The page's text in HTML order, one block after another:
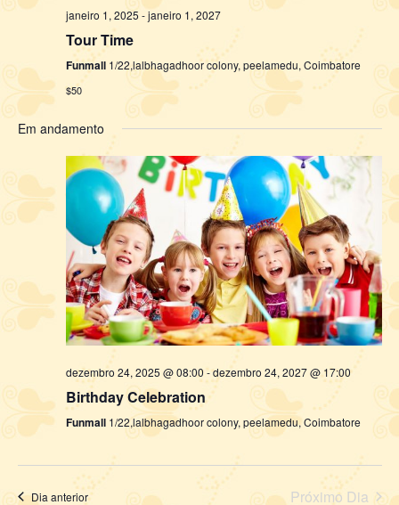
janeiro 1, 2025 -janeiro 1, 2027
Tour Time
Funmall 1/22,lalbhagadhoor colony, peelamedu, Coimbatore
$50
Em andamento
dezembro 24, 2025 @ 08:00 -dezembro 24, 2027 @ 17:00
Birthday Celebration
Funmall 1/22,lalbhagadhoor colony, peelamedu, Coimbatore
Dia anterior Próximo Dia